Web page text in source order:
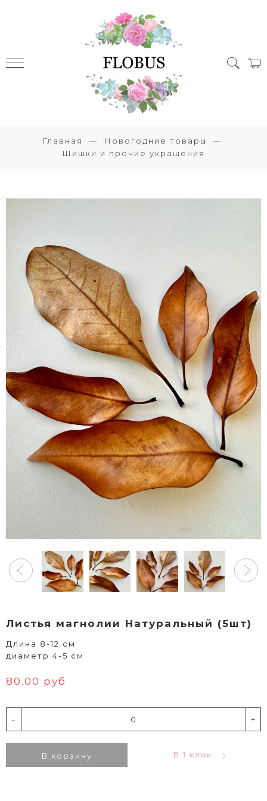
Главная
Новогодние товары
Шишки и прочие украшения
Листья магнолии Натуральный (5шт)
Длина 8-12 см
диаметр 4-5 см
80.00 руб
- +
В корзину В 1 клик